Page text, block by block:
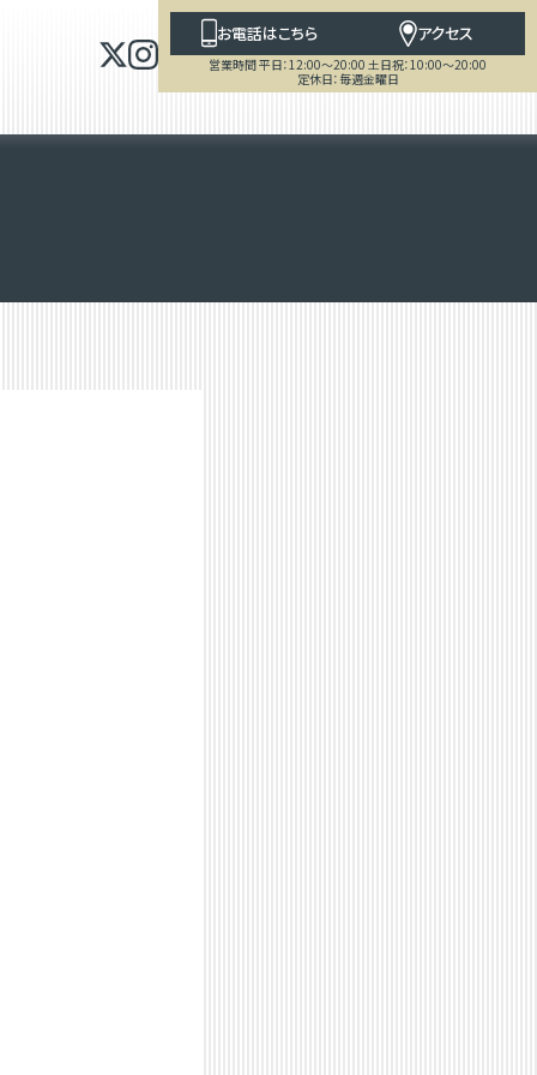
お電話はこちら アクセス
営業時間 平日：12:00～20:00 土日祝：10:00～20:00
定休日：毎週金曜日